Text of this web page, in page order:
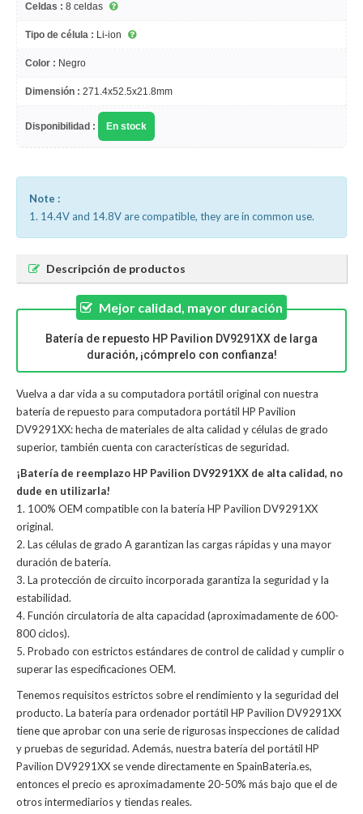
Celdas : 8 celdas
Tipo de célula : Li-ion
Color : Negro
Dimensión : 271.4x52.5x21.8mm
Disponibilidad : En stock
Note :
1. 14.4V and 14.8V are compatible, they are in common use.
Descripción de productos
Mejor calidad, mayor duración
Batería de repuesto HP Pavilion DV9291XX de larga
duración, ¡cómprelo con confianza!
Vuelva a dar vida a su computadora portátil original con nuestra
batería de repuesto para computadora portátil HP Pavilion
DV9291XX: hecha de materiales de alta calidad y células de grado
superior, también cuenta con características de seguridad.
¡Batería de reemplazo HP Pavilion DV9291XX de alta calidad, no
dude en utilizarla!
1. 100% OEM compatible con la batería HP Pavilion DV9291XX
original.
2. Las células de grado A garantizan las cargas rápidas y una mayor
duración de batería.
3. La protección de circuito incorporada garantiza la seguridad y la
estabilidad.
4. Función circulatoria de alta capacidad (aproximadamente de 600-
800 ciclos).
5. Probado con estrictos estándares de control de calidad y cumplir o
superar las especificaciones OEM.
Tenemos requisitos estrictos sobre el rendimiento y la seguridad del
producto. La batería para ordenador portátil HP Pavilion DV9291XX
tiene que aprobar con una serie de rigurosas inspecciones de calidad
y pruebas de seguridad. Además, nuestra batería del portátil HP
Pavilion DV9291XX se vende directamente en SpainBateria.es,
entonces el precio es aproximadamente 20-50% más bajo que el de
otros intermediarios y tiendas reales.